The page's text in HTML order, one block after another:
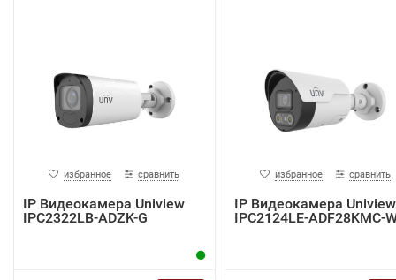
избранное сравнить
IP Видеокамера Uniview
IPC2322LB-ADZK-G
избранное сравнить
IP Видеокамера Uniview
IPC2124LE-ADF28KMC-